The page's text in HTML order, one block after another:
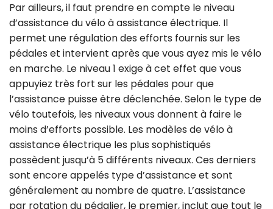
Par ailleurs, il faut prendre en compte le niveau
d’assistance du vélo à assistance électrique. Il
permet une régulation des efforts fournis sur les
pédales et intervient après que vous ayez mis le vélo
en marche. Le niveau 1 exige à cet effet que vous
appuyiez très fort sur les pédales pour que
l’assistance puisse être déclenchée. Selon le type de
vélo toutefois, les niveaux vous donnent à faire le
moins d’efforts possible. Les modèles de vélo à
assistance électrique les plus sophistiqués
possèdent jusqu’à 5 différents niveaux. Ces derniers
sont encore appelés type d’assistance et sont
généralement au nombre de quatre. L’assistance
par rotation du pédalier, le premier, inclut que tout le